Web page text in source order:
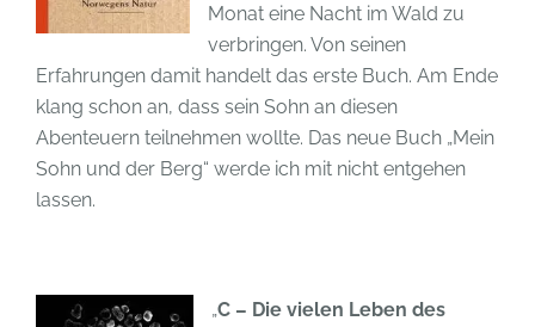
Monat eine Nacht im Wald zu
verbringen. Von seinen
Erfahrungen damit handelt das erste Buch. Am Ende
klang schon an, dass sein Sohn an diesen
Abenteuern teilnehmen wollte. Das neue Buch „Mein
Sohn und der Berg“ werde ich mit nicht entgehen
lassen.
„C – Die vielen Leben des